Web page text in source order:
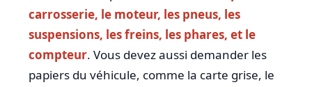
carrosserie, le moteur, les pneus, les
suspensions, les freins, les phares, et le
compteur. Vous devez aussi demander les
papiers du véhicule, comme la carte grise, le